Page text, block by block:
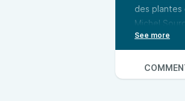
des plantes
Michel
Jocelyne
Pour en
Penser
en Pays de
de